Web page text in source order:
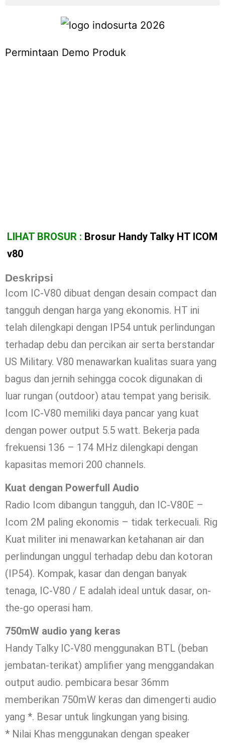
Permintaan Demo Produk
LIHAT BROSUR : Brosur Handy Talky HT ICOM
v80
Deskripsi
Icom IC-V80 dibuat dengan desain compact dan
tangguh dengan harga yang ekonomis. HT ini
telah dilengkapi dengan IP54 untuk perlindungan
terhadap debu dan percikan air serta berstandar
US Military. V80 menawarkan kualitas suara yang
bagus dan jernih sehingga cocok digunakan di
luar rungan (outdoor) atau tempat yang berisik.
Icom IC-V80 memiliki daya pancar yang kuat
dengan power output 5.5 watt. Bekerja pada
frekuensi 136 – 174 MHz dilengkapi dengan
kapasitas memori 200 channels.
Kuat dengan Powerfull Audio
Radio Icom dibangun tangguh, dan IC-V80E –
Icom 2M paling ekonomis – tidak terkecuali. Rig
Kuat militer ini menawarkan ketahanan air dan
perlindungan unggul terhadap debu dan kotoran
(IP54). Kompak, kasar dan dengan banyak
tenaga, IC-V80 / E adalah ideal untuk dasar, on-
the-go operasi ham.
750mW audio yang keras
Handy Talky IC-V80 menggunakan BTL (beban
jembatan-terikat) amplifier yang menggandakan
output audio. pembicara besar 36mm
memberikan 750mW keras dan dimengerti audio
yang *. Besar untuk lingkungan yang bising.
* Nilai Khas menggunakan dengan speaker